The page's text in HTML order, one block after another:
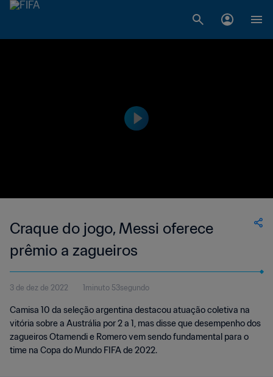
Craque do jogo, Messi oferece
prêmio a zagueiros
3 de dez de 2022 1minuto 53segundo
Camisa 10 da seleção argentina destacou atuação coletiva na
vitória sobre a Austrália por 2 a 1, mas disse que desempenho dos
zagueiros Otamendi e Romero vem sendo fundamental para o
time na Copa do Mundo FIFA de 2022.